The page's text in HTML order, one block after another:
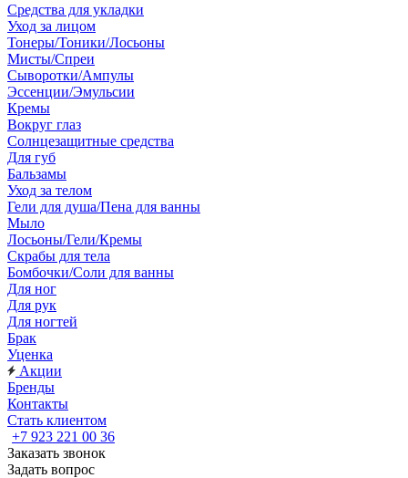
Средства для укладки
Уход за лицом
Тонеры/Тоники/Лосьоны
Мисты/Спреи
Сыворотки/Ампулы
Эссенции/Эмульсии
Кремы
Вокруг глаз
Солнцезащитные средства
Для губ
Бальзамы
Уход за телом
Гели для душа/Пена для ванны
Мыло
Лосьоны/Гели/Кремы
Скрабы для тела
Бомбочки/Соли для ванны
Для ног
Для рук
Для ногтей
Брак
Уценка
Акции
Бренды
Контакты
Стать клиентом
+7 923 221 00 36
Заказать звонок
Задать вопрос